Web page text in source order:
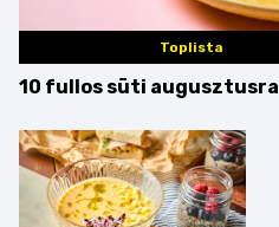
Toplista
10 fullos süti augusztusra